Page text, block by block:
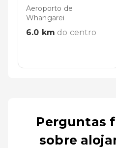
Aeroporto de
Whangarei
6.0 km do centro
Perguntas
sobre